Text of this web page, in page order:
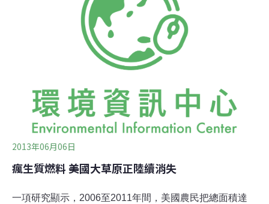
良版政策中也首次提出，要考量生質燃料在森林砍伐
（deforestation）、抽乾泥炭沼或其他土地開墾所造成的
碳足跡影響。環保與扶貧工作者認為，過去計算生質燃料
的綠色憑證時，少考慮了這個因素（土地用途變更的間接
排放，indirect land-use change，簡稱ILUC）。但他們也
2013年06月06日
瘋生質燃料 美國大草原正陸續消失
一項研究顯示，2006至2011年間，美國農民把總面積達